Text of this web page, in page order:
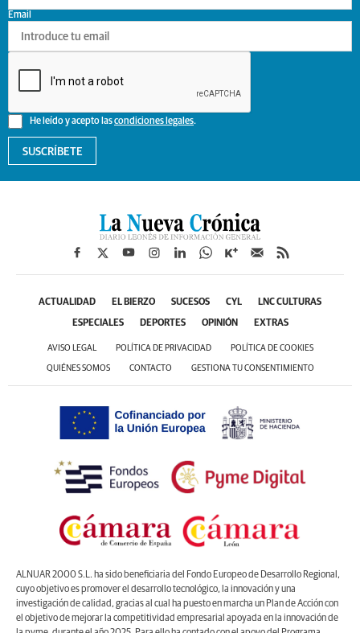
He leído y acepto lascondiciones legales.
Email
SUSCRÍBETE
ACTUALIDAD EL BIERZO SUCESOS CYL LNC CULTURAS
ESPECIALES DEPORTES OPINIÓN EXTRAS
AVISO LEGAL POLÍTICA DE PRIVACIDAD POLÍTICA DE COOKIES
QUIÉNES SOMOS CONTACTO GESTIONA TU CONSENTIMIENTO
ALNUAR 2000 S.L. ha sido beneficiaria del Fondo Europeo de Desarrollo Regional,
cuyo objetivo es promover el desarrollo tecnológico, la innovación y una
investigación de calidad, gracias al cual ha puesto en marcha un Plan de Acción con
el objetivo de mejorar la competitividad empresarial apoyada en la innovación de